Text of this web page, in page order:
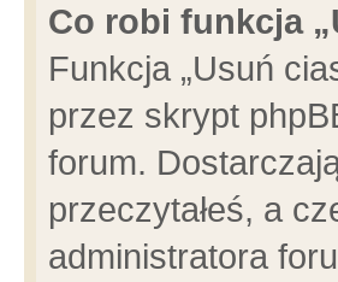
Co robi funkcja
Funkcja „Usuń
przez skrypt
forum.
przeczytałeś, a
administratora